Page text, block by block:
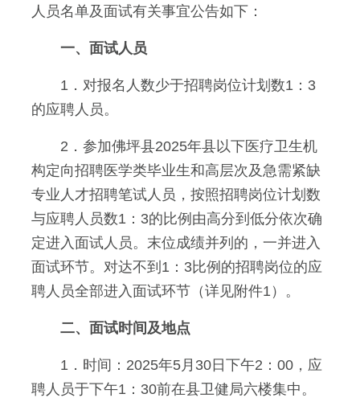
人员名单及面试有关事宜公告如下：
一、面试人员
1．对报名人数少于招聘岗位计划数1：3
的应聘人员。
2．参加佛坪县2025年县以下医疗卫生机
构定向招聘医学类毕业生和高层次及急需紧缺
专业人才招聘笔试人员，按照招聘岗位计划数
与应聘人员数1：3的比例由高分到低分依次确
定进入面试人员。末位成绩并列的，一并进入
面试环节。对达不到1：3比例的招聘岗位的应
聘人员全部进入面试环节（详见附件1）。
二、面试时间及地点
1．时间：2025年5月30日下午2：00，应
聘人员于下午1：30前在县卫健局六楼集中。